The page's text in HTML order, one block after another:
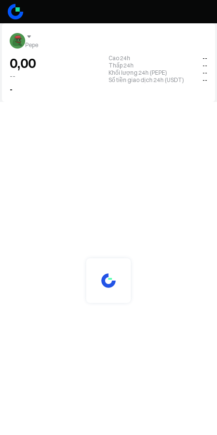
Pepe
0,00
--
-
Cao 24h
--
Thấp 24h
--
Khối lượng 24h (PEPE)
--
Số tiền giao dịch 24h (USDT)
--